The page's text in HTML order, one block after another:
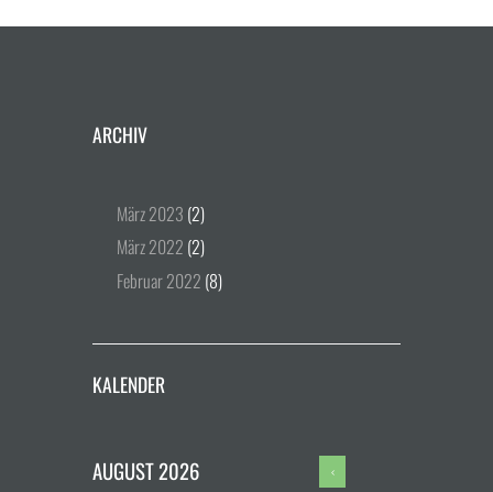
ARCHIV
März2023 (2)
März2022 (2)
Februar2022 (8)
KALENDER
AUGUST2026